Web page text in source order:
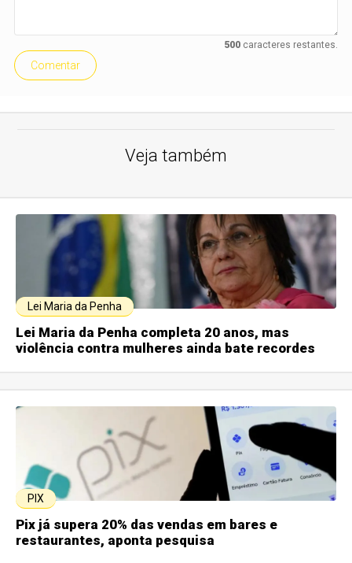
500caracteres restantes.
Comentar
Veja também
Lei Maria da Penha
Lei Maria da Penha completa 20 anos, mas
violência contra mulheres ainda bate recordes
PIX
Pix já supera 20% das vendas em bares e
restaurantes, aponta pesquisa